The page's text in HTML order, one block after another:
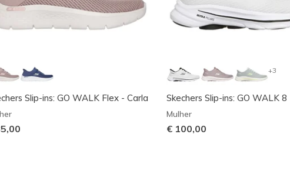
Slip-ins: GO WALK Flex - Carla
+3
Skechers Slip-ins: GO WALK
Mulher
€ 100,00